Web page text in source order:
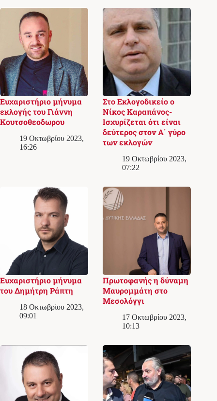
Ευχαριστήριο μήνυμα
εκλογής του Γιάννη
Κουτσοθεοδωρου
19 Οκτωβρίου 2023,
16:26
Στο Εκλογoδικείο ο
Νίκος Καραπάνος-
Ισχυρίζεται ότι είναι
δεύτερος στον Α΄ γύρο
των εκλογών
19 Οκτωβρίου 2023,
07:22
Ευχαριστήριο μήνυμα
του Δημήτρη Ράπτη
18 Οκτωβρίου 2023,
09:01
Πρωτοφανής η δύναμη
Μαυρομμάτη στο
Μεσολόγγι
17 Οκτωβρίου 2023,
10:13